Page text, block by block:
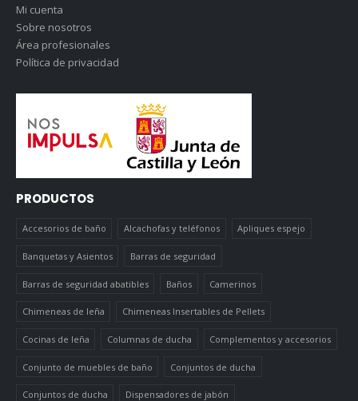
Mi cuenta
Sobre nosotros
Área profesionales
Política de privacidad
PRODUCTOS
Accesorios de baño Alcachofas y teléfonos Apliques espejo
Banquetas y Asientos Barras de seguridad
Barras de seguridad abatibles Baños Camerinos
Chimeneas de leña Chimeneas Insertables de Pellets
Cocinas de leña Columnas de ducha Complementos y accesorios
Conjunto de muebles de baño Conjuntos de ducha
Conjuntos de ducha Dispensadores de jabón